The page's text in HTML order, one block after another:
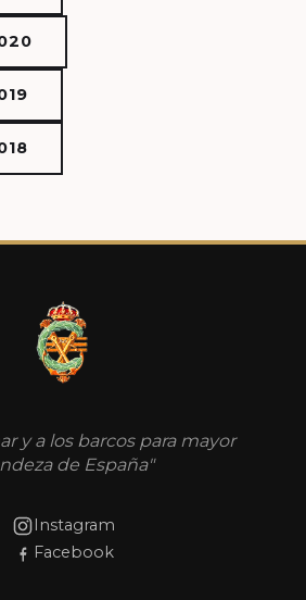
y a los barcos para mayor
de España"
Instagram
Facebook